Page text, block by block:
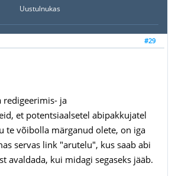
Uustulnukas
#29
redigeerimis- ja
et potentsiaalsetel abipakkujatel
te võibolla märganud olete, on iga
servas link "arutelu", kus saab abi
avaldada, kui midagi segaseks jääb.